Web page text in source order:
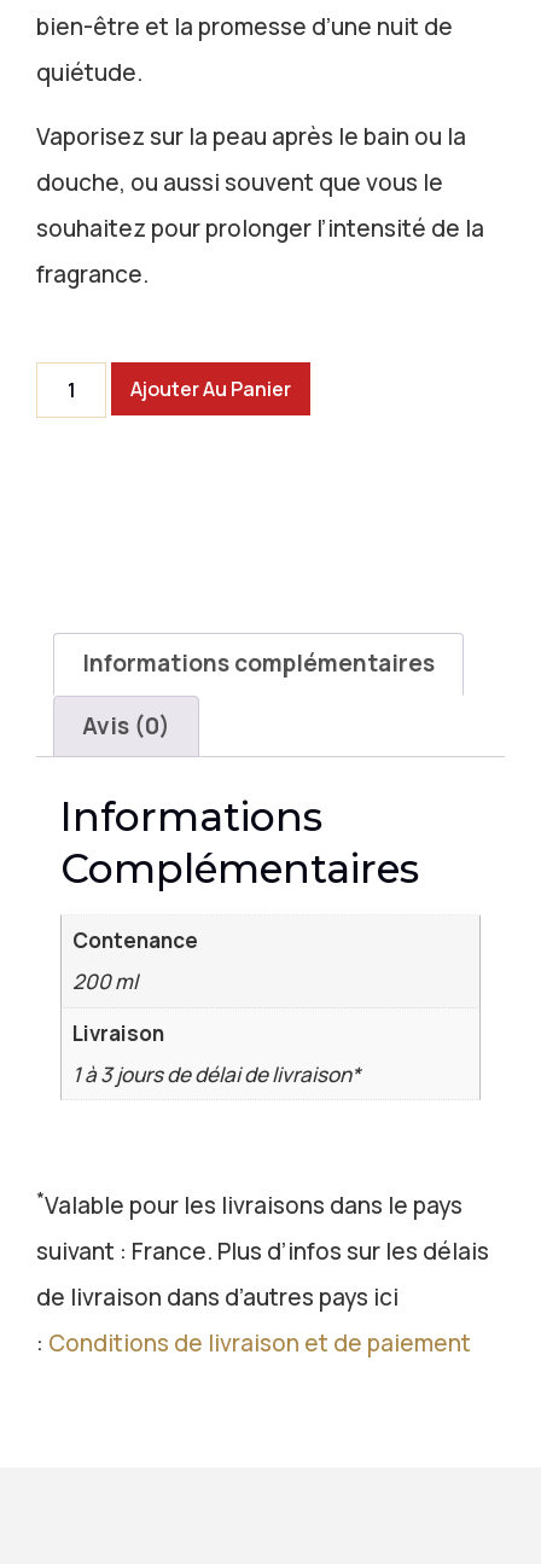
bien-être et la promesse d’une nuit de
quiétude.
Vaporisez sur la peau après le bain ou la
douche, ou aussi souvent que vous le
souhaitez pour prolonger l’intensité de la
fragrance.
Ajouter Au Panier
Informations complémentaires
Avis (0)
Informations
Complémentaires
Contenance
200 ml
Livraison
1 à 3 jours de délai de livraison*
*Valable pour les livraisons dans le pays
suivant : France. Plus d’infos sur les délais
de livraison dans d’autres pays ici
: Conditions de livraison et de paiement